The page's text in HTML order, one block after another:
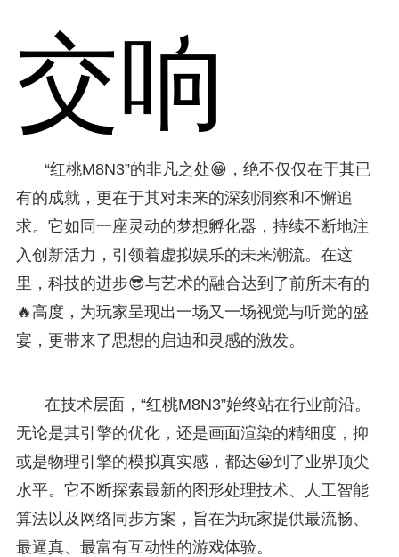
交响
“红桃M8N3”的非凡之处😁，绝不仅仅在于其已
有的成就，更在于其对未来的深刻洞察和不懈追
求。它如同一座灵动的梦想孵化器，持续不断地注
入创新活力，引领着虚拟娱乐的未来潮流。在这
里，科技的进步😎与艺术的融合达到了前所未有的
🔥高度，为玩家呈现出一场又一场视觉与听觉的盛
宴，更带来了思想的启迪和灵感的激发。
在技术层面，“红桃M8N3”始终站在行业前沿。
无论是其引擎的优化，还是画面渲染的精细度，抑
或是物理引擎的模拟真实感，都达😀到了业界顶尖
水平。它不断探索最新的图形处理技术、人工智能
算法以及网络同步方案，旨在为玩家提供最流畅、
最逼真、最富有互动性的游戏体验。